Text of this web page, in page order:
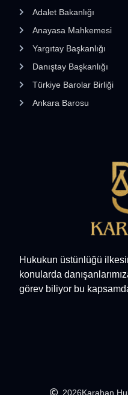
Hukukun üstünlüğü
konularda
görev biliyor bu
Adalet Bakanlığı
Anayasa Mahkemesi
Yargıtay Başkanlığı
Danıştay Başkanlığı
Türkiye Barolar Birliği
Ankara Barosu
2026Karahan